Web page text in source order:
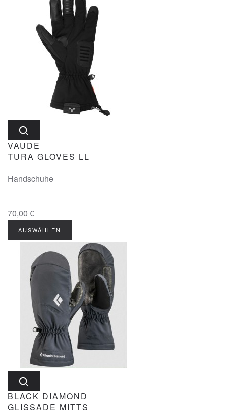
VAUDE
TURA GLOVES LL
Handschuhe
70,00 €
AUSWÄHLEN
BLACK DIAMOND
GLISSADE MITTS